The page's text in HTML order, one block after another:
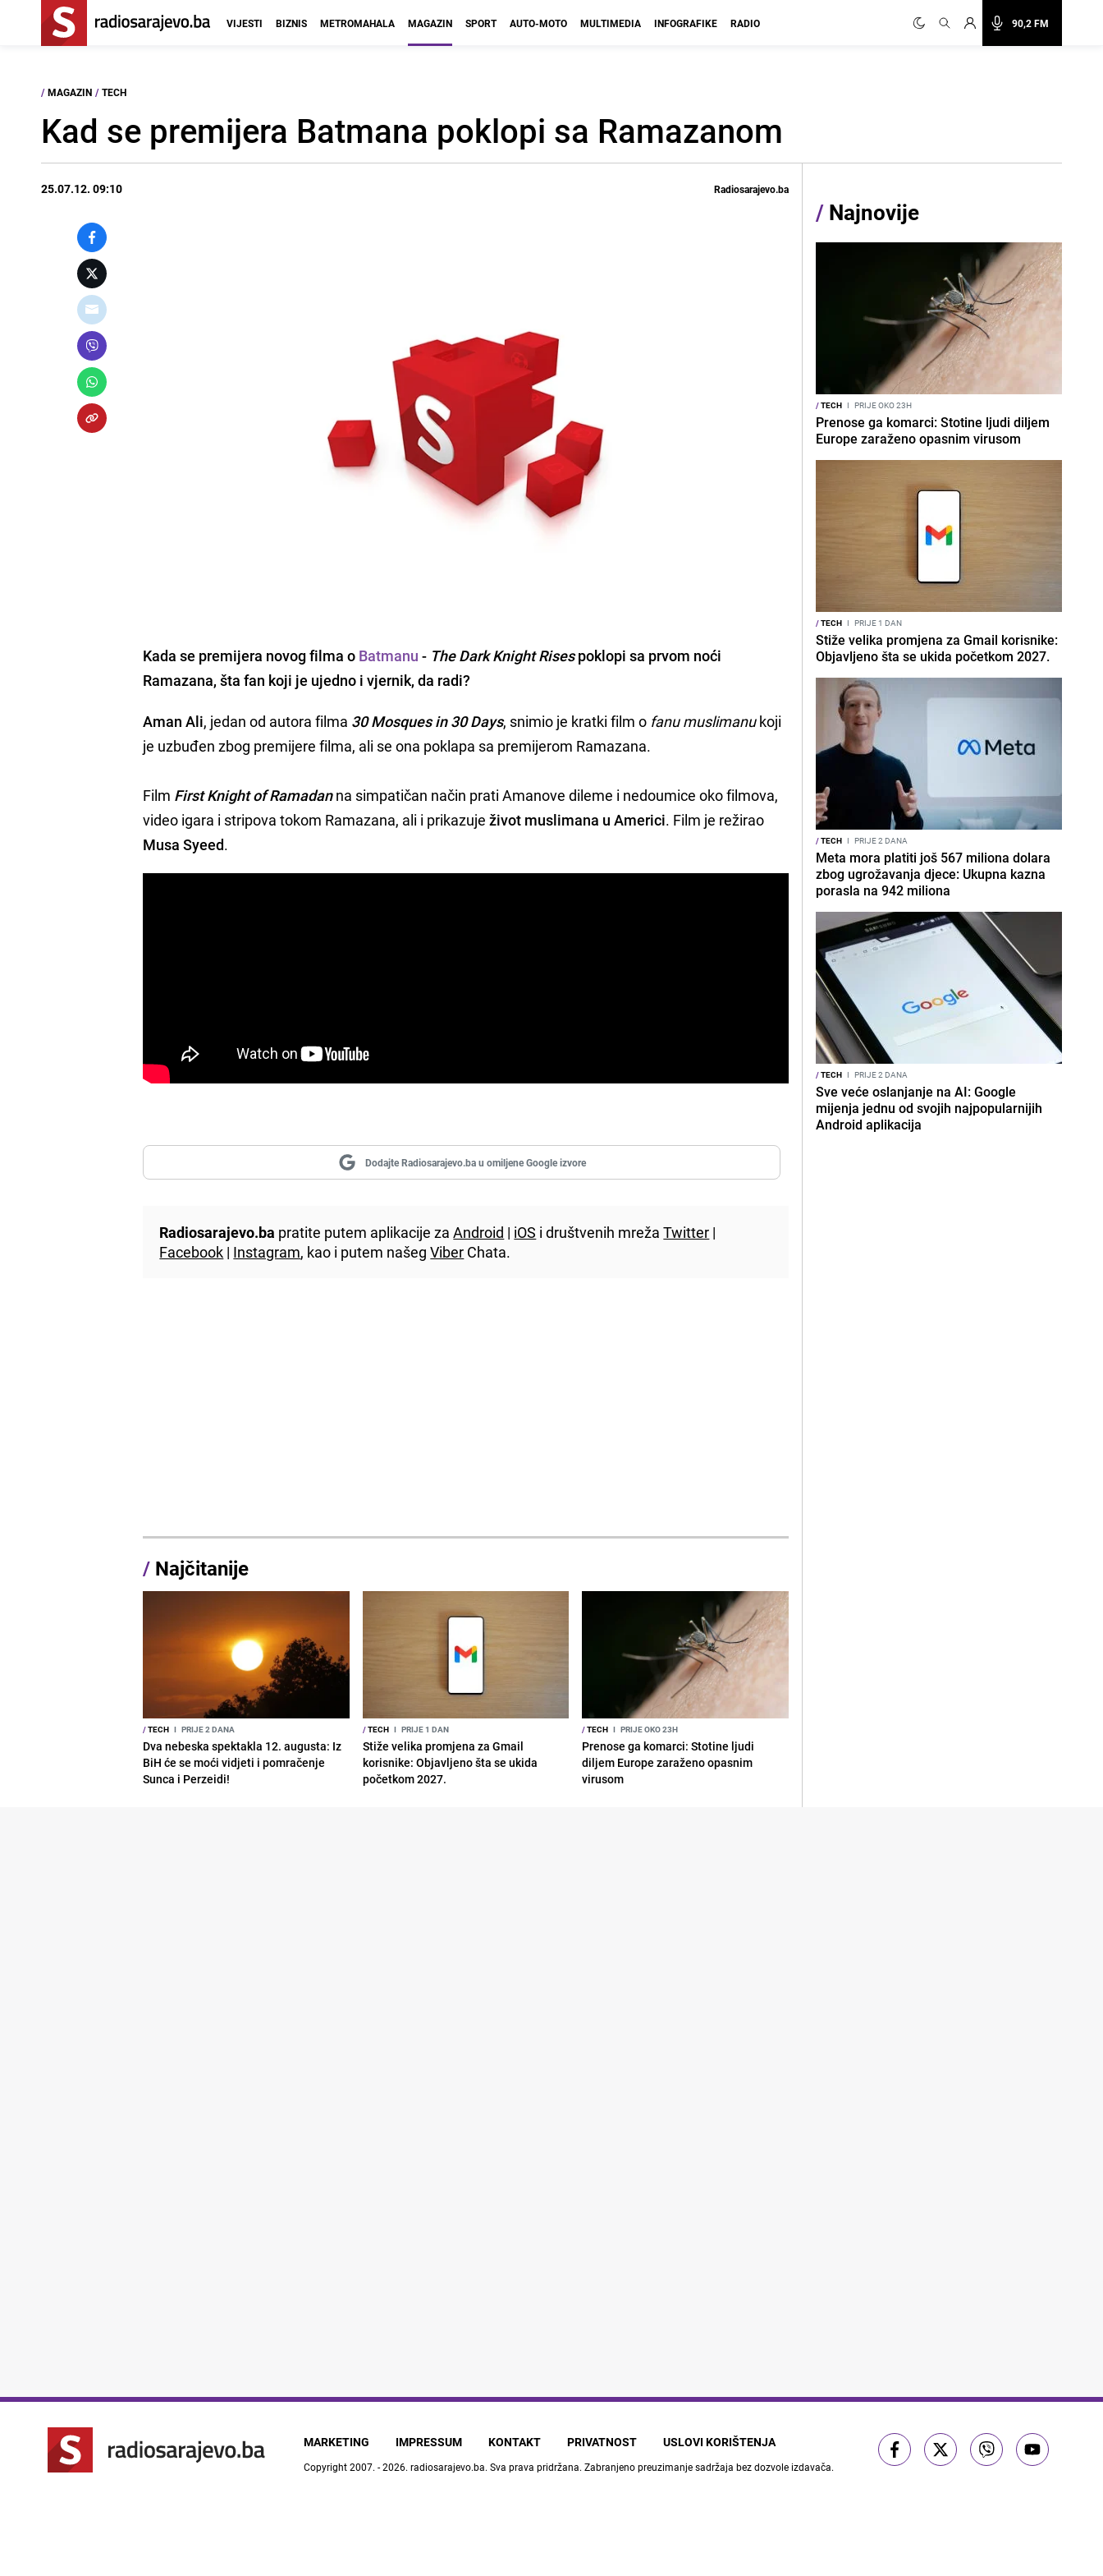
90,2 FM
VIJESTI BIZNIS METROMAHALA MAGAZIN SPORT AUTO-MOTO MULTIMEDIA INFOGRAFIKE RADIO
/ MAGAZIN / TECH
Kad se premijera Batmana poklopi sa Ramazanom
25.07.12. 09:10 Radiosarajevo.ba
Kada se premijera novog filma o Batmanu- The Dark Knight Risespoklopi sa prvom noći
Ramazana, šta fan koji je ujedno i vjernik, da radi?
Aman Ali, jedan od autora filma 30 Mosques in 30 Days, snimio je kratki film o fanu muslimanukoji
je uzbuđen zbog premijere filma, ali se ona poklapa sa premijerom Ramazana.
Film First Knight of Ramadanna simpatičan način prati Amanove dileme i nedoumice oko filmova,
video igara i stripova tokom Ramazana, ali i prikazuježivot muslimana u Americi. Film je režirao
Musa Syeed.
Dodajte Radiosarajevo.ba u omiljene Google izvore
Radiosarajevo.ba pratite putem aplikacije zaAndroid | iOS i društvenih mrežaTwitter |
Facebook | Instagram, kao i putem našegViber Chata.
/ Najčitanije
/TECH I PRIJE 2 DANA
Dva nebeska spektakla 12. augusta: Iz
BiH će se moći vidjeti i pomračenje
Sunca i Perzeidi!
/TECH I PRIJE 1 DAN
Stiže velika promjena za Gmail
korisnike: Objavljeno šta se ukida
početkom 2027.
/TECH I PRIJE OKO 23H
Prenose ga komarci: Stotine ljudi
diljem Europe zaraženo opasnim
virusom
/ Najnovije
/TECH I PRIJE OKO 23H
Prenose ga komarci: Stotine ljudi diljem
Europe zaraženo opasnim virusom
/TECH I PRIJE 1 DAN
Stiže velika promjena za Gmail korisnike:
Objavljeno šta se ukida početkom 2027.
/TECH I PRIJE 2 DANA
Meta mora platiti još 567 miliona dolara
zbog ugrožavanja djece: Ukupna kazna
porasla na 942 miliona
/TECH I PRIJE 2 DANA
Sve veće oslanjanje na AI: Google
mijenja jednu od svojih najpopularnijih
Android aplikacija
MARKETING IMPRESSUM KONTAKT PRIVATNOST USLOVI KORIŠTENJA
Copyright 2007. - 2026. radiosarajevo.ba. Sva prava pridržana. Zabranjeno preuzimanje sadržaja bez dozvole izdavača.